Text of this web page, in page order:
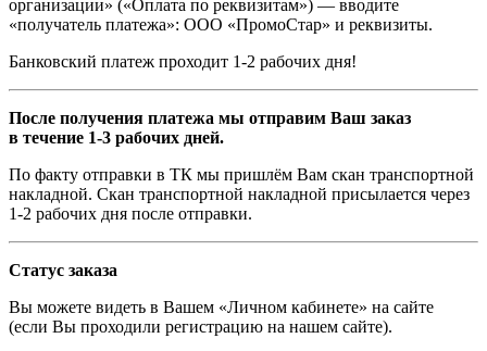
организации» («Оплата по реквизитам») — вводите
«получатель платежа»: ООО «ПромоСтар» и реквизиты.
Банковский платеж проходит 1-2 рабочих дня!
После получения платежа мы отправим Ваш заказ
в течение 1-3 рабочих дней.
По факту отправки в ТК мы пришлём Вам скан транспортной
накладной. Скан транспортной накладной присылается через
1-2 рабочих дня после отправки.
Статус заказа
Вы можете видеть в Вашем «Личном кабинете» на сайте
(если Вы проходили регистрацию на нашем сайте).